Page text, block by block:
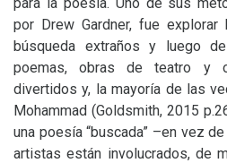
por Drew Gardner, fue
búsqueda extraños y luego
poemas, obras de teatro y
divertidos y, la mayoría de las
Mohammad (Goldsmith, 2015
una poesía “buscada” –en vez
artistas están involucrados, de